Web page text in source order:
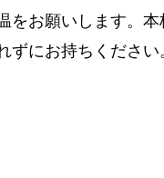
をお願いします。
ずにお持ちください